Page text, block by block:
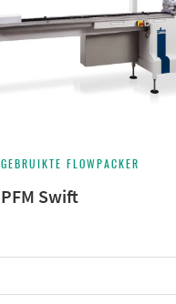
GEBRUIKTE FLOWPACKER
PFM Swift